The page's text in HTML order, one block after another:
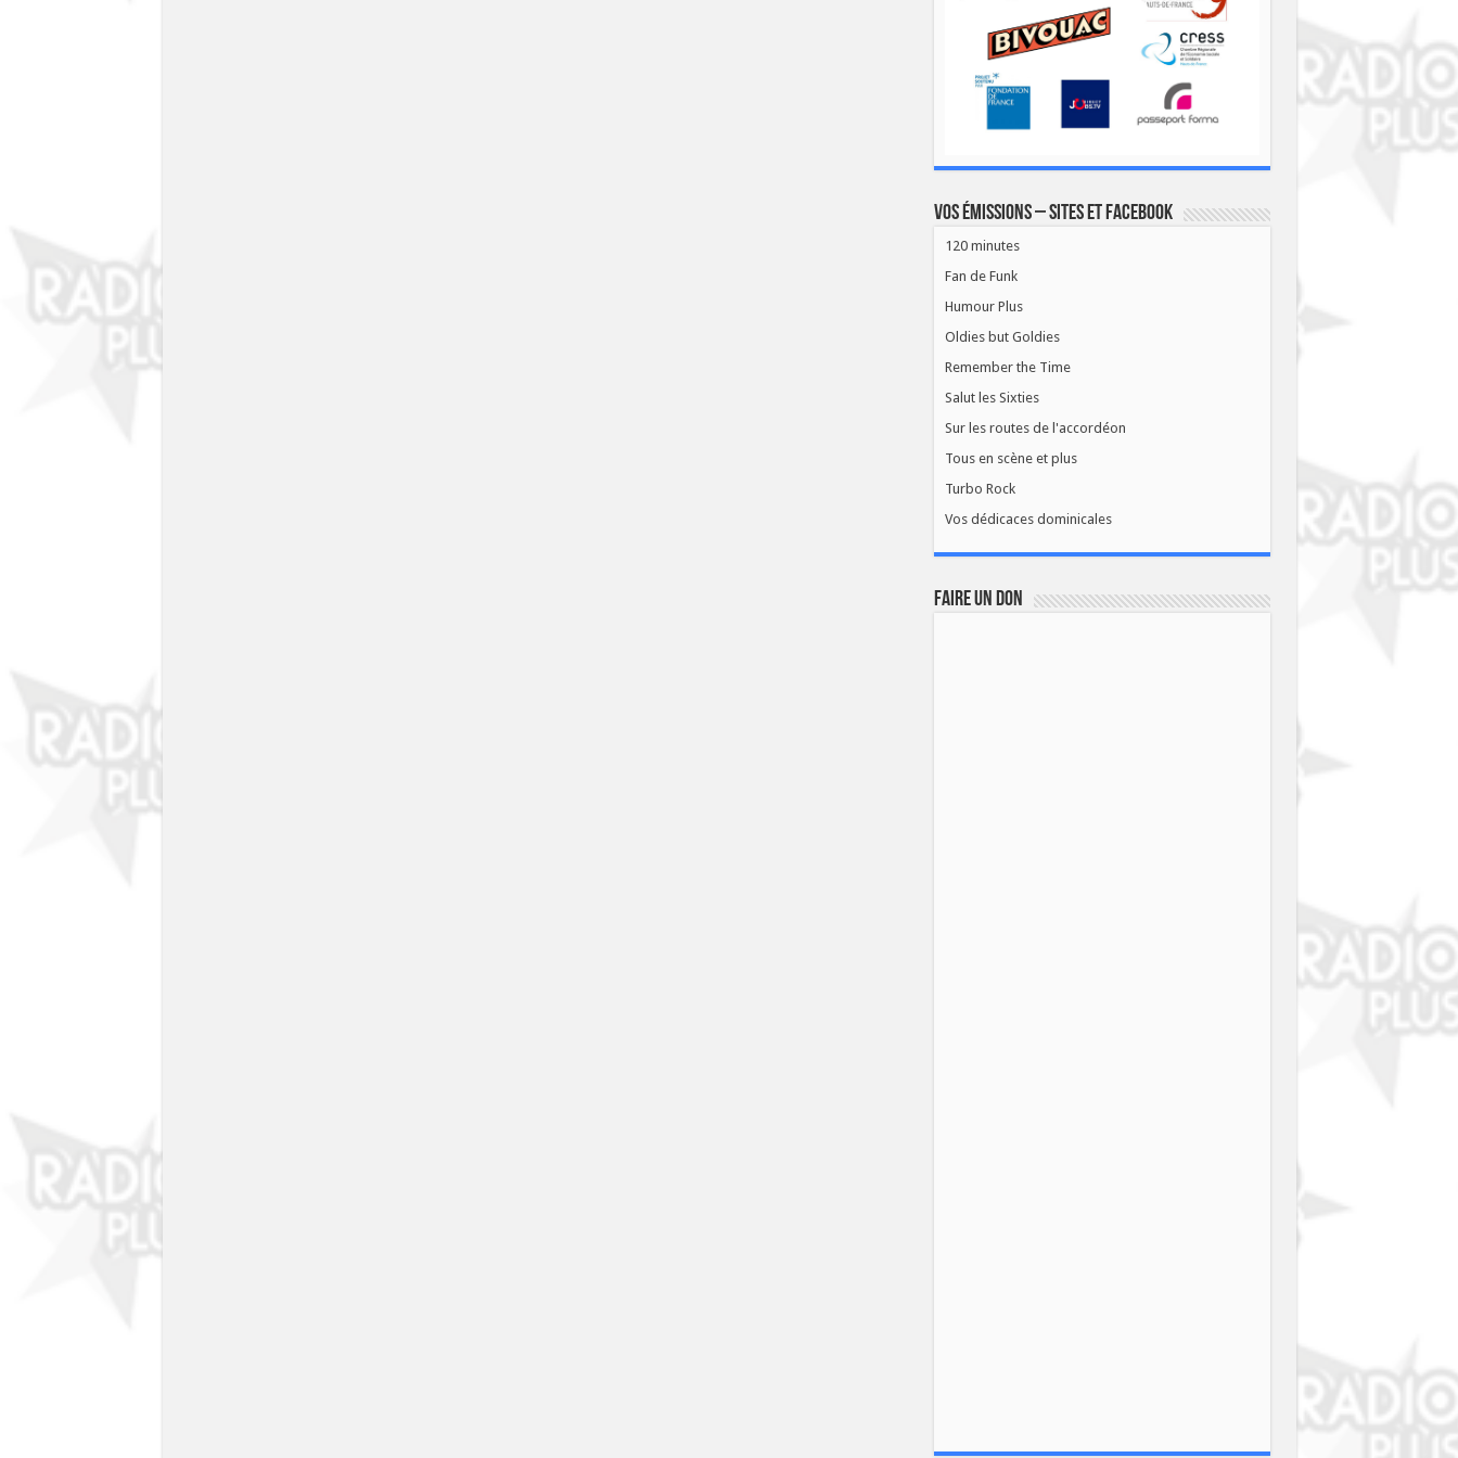
Vos émissions – Sites et Facebook
120 minutes
Fan de Funk
Humour Plus
Oldies but Goldies
Remember the Time
Salut les Sixties
Sur les routes de l'accordéon
Tous en scène et plus
Turbo Rock
Vos dédicaces dominicales
FAIRE UN DON